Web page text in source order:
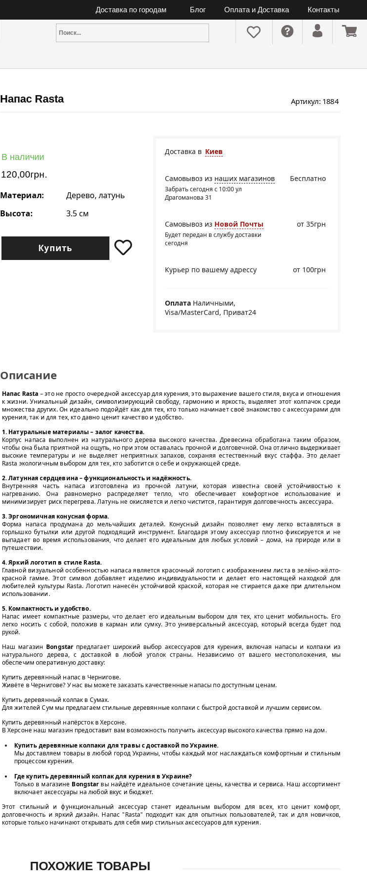
Доставка по городам Блог Оплата и Доставка Контакты
Напас Rasta Артикул: 1884
В наличии
120,00грн.
Материал:
Дерево, латунь
Высота:
3.5 см
Купить
Доставка в Киев
Бесплатно
Самовывоз из наших магазинов
Забрать сегодня с 10:00 ул
Драгоманова 31
Самовывоз из Новой Почты
Будет передан в службу доставки
сегодня
от 35грн
Курьер по вашему адрессу от 100грн
Оплата Наличными,
Visa/MasterCard, Приват24
Описание
Напас Rasta – это не просто очередной аксессуар для курения, это выражение вашего стиля, вкуса и отношения
к жизни. Уникальный дизайн, символизирующий свободу, гармонию и яркость, выделяет этот колпачок среди
множества других. Он идеально подойдёт как для тех, кто только начинает своё знакомство с аксессуарами для
курения, так и для тех, кто давно ценит качество и удобство.
1. Натуральные материалы – залог качества.
Корпус напаса выполнен из натурального дерева высокого качества. Древесина обработана таким образом,
чтобы она была приятной на ощупь, но при этом оставалась прочной и долговечной. Она отлично выдерживает
высокие температуры и не выделяет неприятных запахов, сохраняя естественный вкус стаффа. Это делает
Rasta экологичным выбором для тех, кто заботится о себе и окружающей среде.
2. Латунная сердцевина – функциональность и надёжность.
Внутренняя часть напаса изготовлена из прочной латуни, которая известна своей устойчивостью к
нагреванию. Она равномерно распределяет тепло, что обеспечивает комфортное использование и
минимизирует риск перегрева. Латунь не окисляется и легко чистится, гарантируя долговечность аксессуара.
3. Эргономичная конусная форма.
Форма напаса продумана до мельчайших деталей. Конусный дизайн позволяет ему легко вставляться в
горлышко бутылки или другой подходящий инструмент. Благодаря этому аксессуар плотно фиксируется и не
выпадает во время использования, что делает его идеальным для любых условий – дома, на природе или в
путешествии.
4. Яркий логотип в стиле Rasta.
Главной визуальной особенностью напаса является красочный логотип с изображением листа в зелёно-жёлто-
красной гамме. Этот символ добавляет изделию индивидуальности и делает его настоящей находкой для
любителей культуры Rasta. Логотип нанесён устойчивой краской, которая не стирается даже при длительном
использовании.
5. Компактность и удобство.
Напас имеет компактные размеры, что делает его идеальным выбором для тех, кто ценит мобильность. Его
легко носить с собой, положив в карман или сумку. Это универсальный аксессуар, который всегда будет под
рукой.
Наш магазин Bongstarпредлагает широкий выбор аксессуаров для курения, включая напасы и колпаки из
натурального дерева, с доставкой в любой уголок страны. Независимо от вашего местоположения, мы
обеспечим оперативную доставку:
Купить деревянный напас в Чернигове.
Живёте в Чернигове? У нас вы можете заказать качественные напасы по доступным ценам.
Купить деревянный колпак в Сумах.
Для жителей Сум мы предлагаем стильные деревянные колпаки с быстрой доставкой и лучшим сервисом.
Купить деревянный напёрсток в Херсоне.
В Херсоне наш магазин предоставит вам возможность получить аксессуар высокого качества прямо на дом.
Купить деревянные колпаки для травы с доставкой по Украине.
Мы доставляем товары в любой город Украины, чтобы каждый мог наслаждаться комфортным и стильным
процессом курения.
Где купить деревянный колпак для курения в Украине?
Только в магазине Bongstarвы найдёте идеальное сочетание цены, качества и сервиса. Наш ассортимент
включает аксессуары на любой вкус и бюджет.
Этот стильный и функциональный аксессуар станет идеальным выбором для всех, кто ценит комфорт,
долговечность и яркий дизайн. Напас "Rasta" подходит как для опытных пользователей, так и для новичков,
которые только начинают открывать для себя мир стильных аксессуаров для курения.
ПОХОЖИЕ ТОВАРЫ